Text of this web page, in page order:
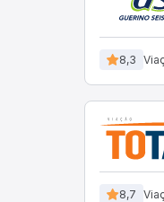
8,3
8,7